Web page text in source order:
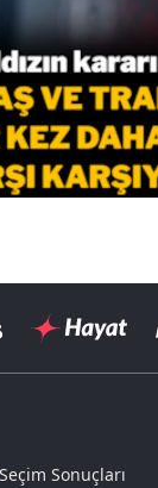
Sonuçları